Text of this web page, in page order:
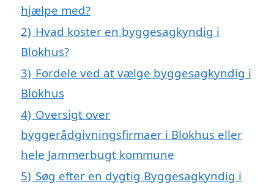
hjælpe med?
2) Hvad koster en byggesagkyndig i
Blokhus?
3) Fordele ved at vælge byggesagkyndig i
Blokhus
4) Oversigt over
byggerådgivningsfirmaer i Blokhus eller
hele Jammerbugt kommune
5) Søg efter en dygtig Byggesagkyndig i